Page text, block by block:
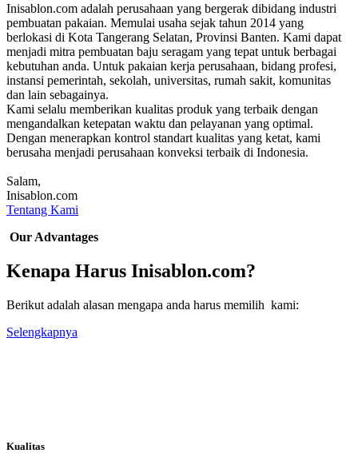
Inisablon.com adalah perusahaan yang bergerak dibidang industri
pembuatan pakaian. Memulai usaha sejak tahun 2014 yang
berlokasi di Kota Tangerang Selatan, Provinsi Banten. Kami dapat
menjadi mitra pembuatan baju seragam yang tepat untuk berbagai
kebutuhan anda. Untuk pakaian kerja perusahaan, bidang profesi,
instansi pemerintah, sekolah, universitas, rumah sakit, komunitas
dan lain sebagainya.
Kami selalu memberikan kualitas produk yang terbaik dengan
mengandalkan ketepatan waktu dan pelayanan yang optimal.
Dengan menerapkan kontrol standart kualitas yang ketat, kami
berusaha menjadi perusahaan konveksi terbaik di Indonesia.
Salam,
Inisablon.com
Tentang Kami
Our Advantages
Kenapa Harus Inisablon.com?
Berikut adalah alasan mengapa anda harus memilih kami:
Selengkapnya
Kualitas